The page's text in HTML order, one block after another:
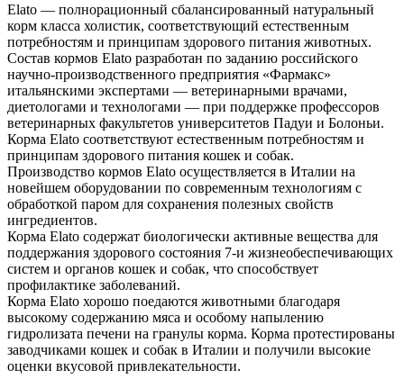
Elato — полнорационный сбалансированный натуральный
корм класса холистик, соответствующий естественным
потребностям и принципам здорового питания животных.
Состав кормов Elato разработан по заданию российского
научно-производственного предприятия «Фармакс»
итальянскими экспертами — ветеринарными врачами,
диетологами и технологами — при поддержке профессоров
ветеринарных факультетов университетов Падуи и Болоньи.
Корма Elato соответствуют естественным потребностям и
принципам здорового питания кошек и собак.
Производство кормов Elato осуществляется в Италии на
новейшем оборудовании по современным технологиям с
обработкой паром для сохранения полезных свойств
ингредиентов.
Корма Elato содержат биологически активные вещества для
поддержания здорового состояния 7-и жизнеобеспечивающих
систем и органов кошек и собак, что способствует
профилактике заболеваний.
Корма Elato хорошо поедаются животными благодаря
высокому содержанию мяса и особому напылению
гидролизата печени на гранулы корма. Корма протестированы
заводчиками кошек и собак в Италии и получили высокие
оценки вкусовой привлекательности.